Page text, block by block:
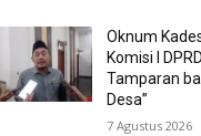
Oknum
Komisi I
Tamparan
Desa”
7 Agustus 2026